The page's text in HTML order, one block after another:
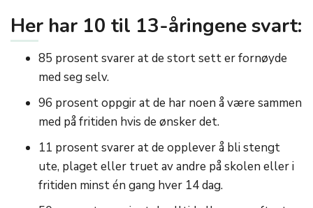
Her har 10 til 13-åringene svart:
85 prosent svarer at de stort sett er fornøyde
med seg selv.
96 prosent oppgir at de har noen å være sammen
med på fritiden hvis de ønsker det.
11 prosent svarer at de opplever å bli stengt
ute, plaget eller truet av andre på skolen eller i
fritiden minst én gang hver 14 dag.